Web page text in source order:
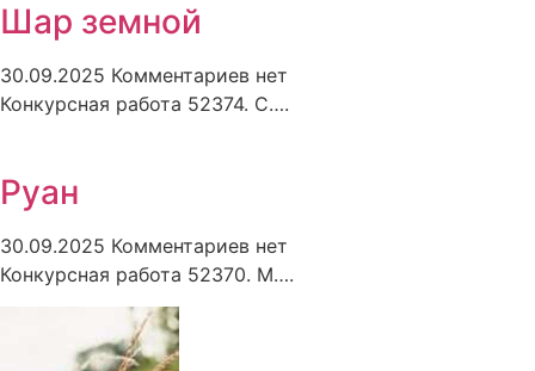
Шар земной
30.09.2025 Комментариев нет
Конкурсная работа 52374. С….
Руан
30.09.2025 Комментариев нет
Конкурсная работа 52370. М….